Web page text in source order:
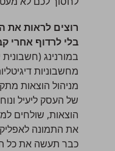
רוצים לראות את
בלי לרדוף אחרי
במורנינג
מחשבוניות
מניהול הוצאות
של העסק ליעיל
הוצאות, שולחים
את התמונה
כבר תעשה את כל